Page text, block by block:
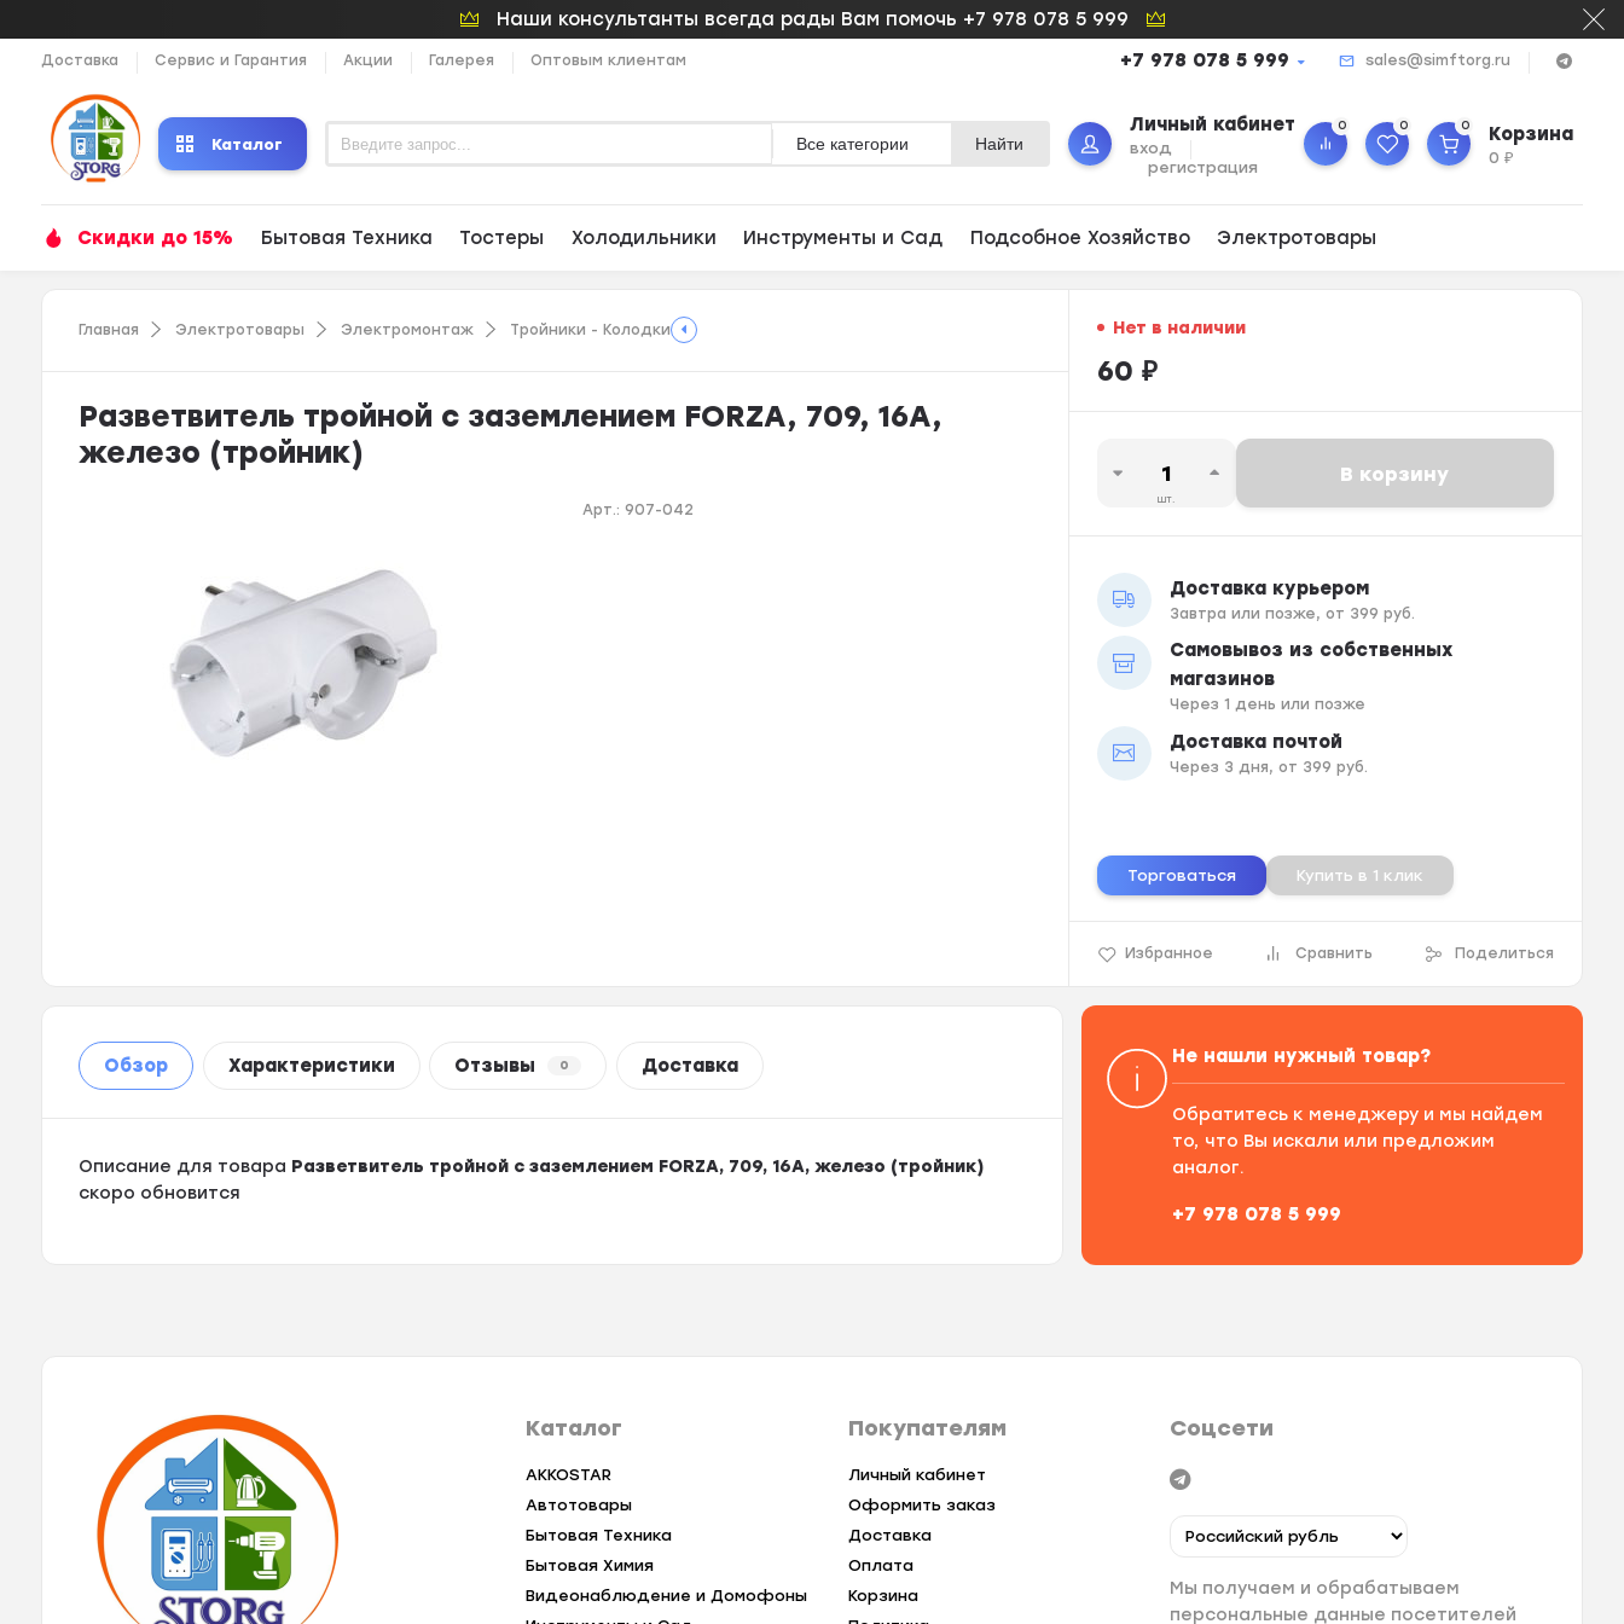
Наши консультанты всегда рады Вам помочь +7 978 078 5 999
Доставка Сервис и Гарантия Акции Галерея Оптовым клиентам +7 978 078 5 999 sales@simftorg.ru
Каталог Все категории Найти
Личный кабинет
вход
регистрация
0 0 0 Корзина
0₽
Скидки до 15% Бытовая Техника Тостеры Холодильники Инструменты и Сад Подсобное Хозяйство Электротовары
Главная Электротовары Электромонтаж Тройники - Колодки
Разветвитель тройной с заземлением FORZA, 709, 16А,
железо (тройник)
Арт.:907-042
Нет в наличии
60 ₽
шт.
В корзину
Доставка курьером
Завтра или позже, от 399 руб.
Самовывоз из собственных
магазинов
Через 1 день или позже
Доставка почтой
Через 3 дня, от 399 руб.
Избранное Сравнить Поделиться
Торговаться Купить в 1 клик
Обзор Характеристики Отзывы 0 Доставка
Описание для товара Разветвитель тройной с заземлением FORZA, 709, 16А, железо (тройник)
скоро обновится
Не нашли нужный товар?
Обратитесь к менеджеру и мы найдем
то, что Вы искали или предложим
аналог.
+7 978 078 5 999
Каталог
AKKOSTAR
Автотовары
Бытовая Техника
Бытовая Химия
Видеонаблюдение и Домофоны
Покупателям
Личный кабинет
Оформить заказ
Доставка
Оплата
Корзина
Соцсети
Мы получаем и обрабатываем
персональные данные посетителей